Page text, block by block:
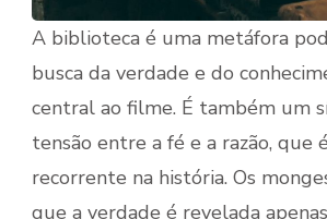
A biblioteca é uma metáfora
busca da verdade e do
central ao filme. É também um
tensão entre a fé e a razão, que
recorrente na história. Os
que a verdade é revelada